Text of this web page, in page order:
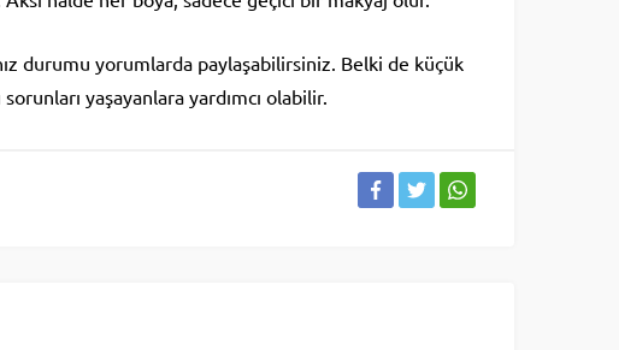
durumu yorumlarda paylaşabilirsiniz. Belki de küçük
yaşayanlara yardımcı olabilir.